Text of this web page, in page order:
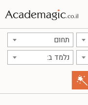
תחום
נלמד ב: